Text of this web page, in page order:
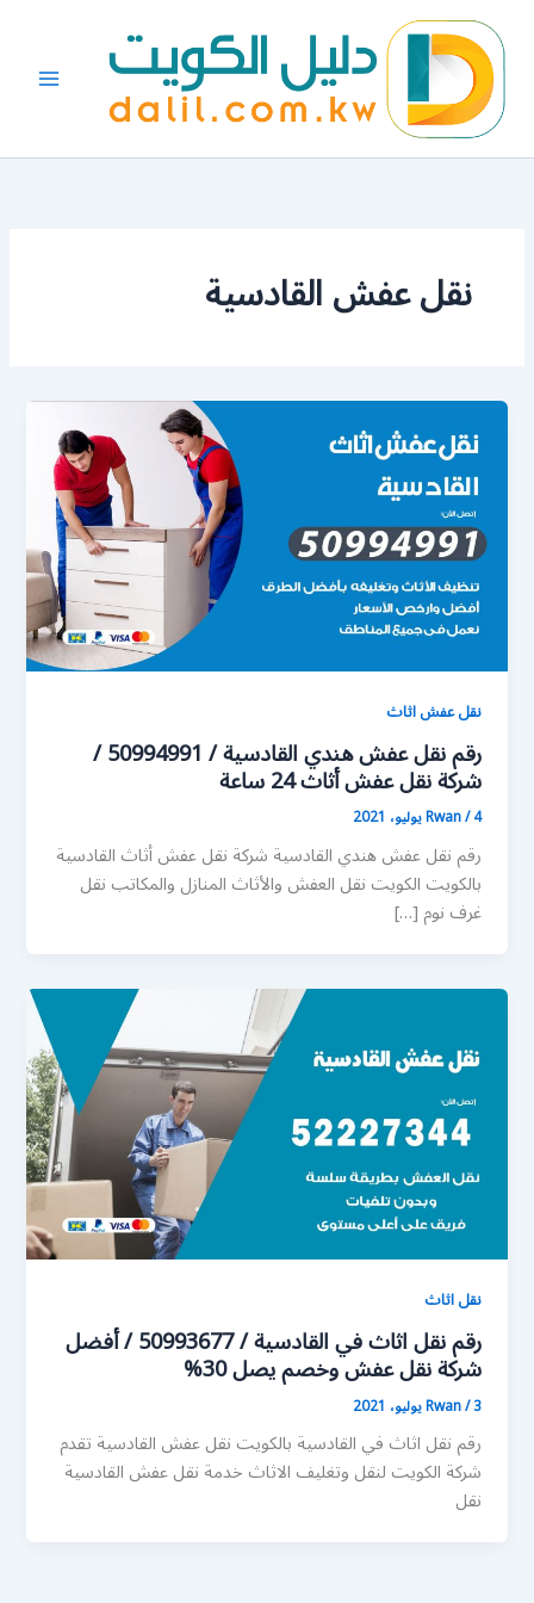
المحتوى
نقل عفش القادسية
نقل عفش اثاث
رقم نقل عفش هندي القادسية / 50994991 /
شركة نقل عفش أثاث 24 ساعة
Rwan/4 يوليو، 2021
رقم نقل عفش هندي القادسية شركة نقل عفش أثاث القادسية
بالكويت الكويت نقل العفش والأثاث المنازل والمكاتب نقل
غرف نوم […]
نقل اثاث
رقم نقل اثاث في القادسية / 50993677 / أفضل
شركة نقل عفش وخصم يصل 30%
Rwan/3 يوليو، 2021
رقم نقل اثاث في القادسية بالكويت نقل عفش القادسية تقدم
شركة الكويت لنقل وتغليف الاثاث خدمة نقل عفش القادسية
نقل